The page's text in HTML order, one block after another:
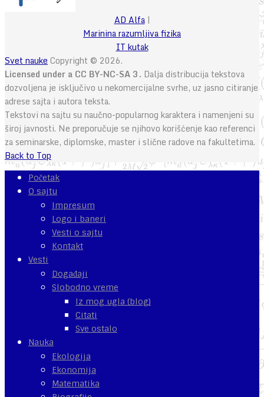
AD Alfa|
Marinina razumljiva fizika
IT kutak
Svet nauke Copyright © 2026.
Licensed under a CC BY-NC-SA 3. Dalja distribucija tekstova
dozvoljena je isključivo u nekomercijalne svrhe, uz jasno citiranje
adrese sajta i autora teksta.
Tekstovi na sajtu su naučno-popularnog karaktera i namenjeni su
široj javnosti. Ne preporučuje se njihovo korišćenje kao referenci
za seminarske, diplomske, master i slične radove na fakultetima.
Back to Top
Početak
O sajtu
Impresum
Logo i baneri
Vesti o sajtu
Kontakt
Vesti
Događaji
Slobodno vreme
Iz mog ugla (blog)
Citati
Sve ostalo
Nauka
Ekologija
Ekonomija
Matematika